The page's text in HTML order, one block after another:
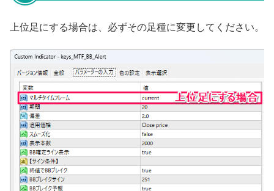
上位足にする場合は、必ずその足種に変更してください。